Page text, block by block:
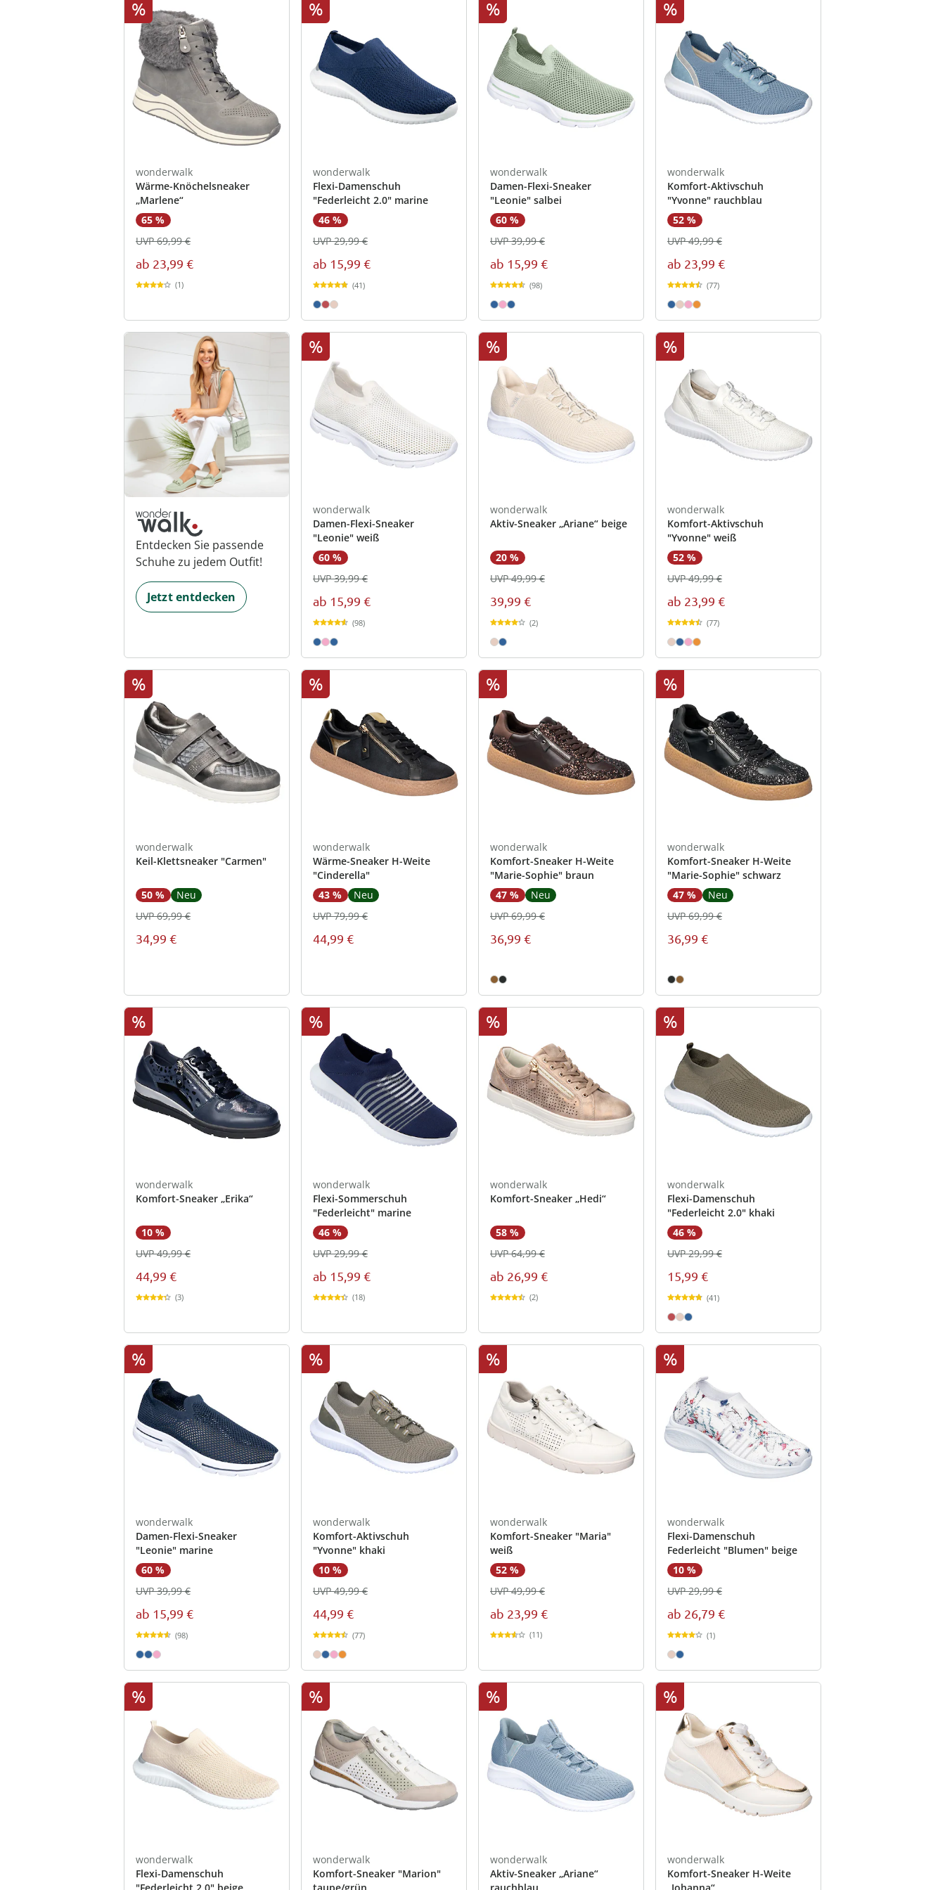
%
wonderwalk
Wärme-Knöchelsneaker
„Marlene“
65 %
ab 23,99 €
UVP 69,99 €
(1)
%
wonderwalk
Flexi-Damenschuh
"Federleicht 2.0" marine
46 %
ab 15,99 €
UVP 29,99 €
(41)
%
wonderwalk
Damen-Flexi-Sneaker
"Leonie" salbei
60 %
ab 15,99 €
UVP 39,99 €
(98)
%
wonderwalk
Komfort-Aktivschuh
"Yvonne" rauchblau
52 %
ab 23,99 €
UVP 49,99 €
(77)
Entdecken Sie passende
Schuhe zu jedem Outfit!
Jetzt entdecken
%
wonderwalk
Damen-Flexi-Sneaker
"Leonie" weiß
60 %
ab 15,99 €
UVP 39,99 €
(98)
%
wonderwalk
Aktiv-Sneaker „Ariane“ beige
20 %
39,99 €
UVP 49,99 €
(2)
%
wonderwalk
Komfort-Aktivschuh
"Yvonne" weiß
52 %
ab 23,99 €
UVP 49,99 €
(77)
%
wonderwalk
Keil-Klettsneaker "Carmen"
50 % Neu
34,99 €
UVP 69,99 €
%
wonderwalk
Wärme-Sneaker H-Weite
"Cinderella"
43 %
Neu
44,99 €
UVP 79,99 €
%
wonderwalk
Komfort-Sneaker H-Weite
"Marie-Sophie" braun
47 %
Neu
36,99 €
UVP 69,99 €
%
wonderwalk
Komfort-Sneaker H-Weite
"Marie-Sophie" schwarz
47 %
Neu
36,99 €
UVP 69,99 €
%
wonderwalk
Komfort-Sneaker „Erika“
10 %
44,99 €
UVP 49,99 €
(3)
%
wonderwalk
Flexi-Sommerschuh
"Federleicht" marine
46 %
ab 15,99 €
UVP 29,99 €
(18)
%
wonderwalk
Komfort-Sneaker „Hedi“
58 %
ab 26,99 €
UVP 64,99 €
(2)
%
wonderwalk
Flexi-Damenschuh
"Federleicht 2.0" khaki
46 %
15,99 €
UVP 29,99 €
(41)
%
wonderwalk
Damen-Flexi-Sneaker
"Leonie" marine
60 %
ab 15,99 €
UVP 39,99 €
(98)
%
wonderwalk
Komfort-Aktivschuh
"Yvonne" khaki
10 %
44,99 €
UVP 49,99 €
(77)
%
wonderwalk
Komfort-Sneaker "Maria"
weiß
52 %
ab 23,99 €
UVP 49,99 €
(11)
%
wonderwalk
Flexi-Damenschuh
Federleicht "Blumen" beige
10 %
ab 26,79 €
UVP 29,99 €
(1)
%
wonderwalk
Flexi-Damenschuh
%
wonderwalk
Komfort-Sneaker "Marion"
%
wonderwalk
Aktiv-Sneaker „Ariane“
%
wonderwalk
Komfort-Sneaker H-Weite